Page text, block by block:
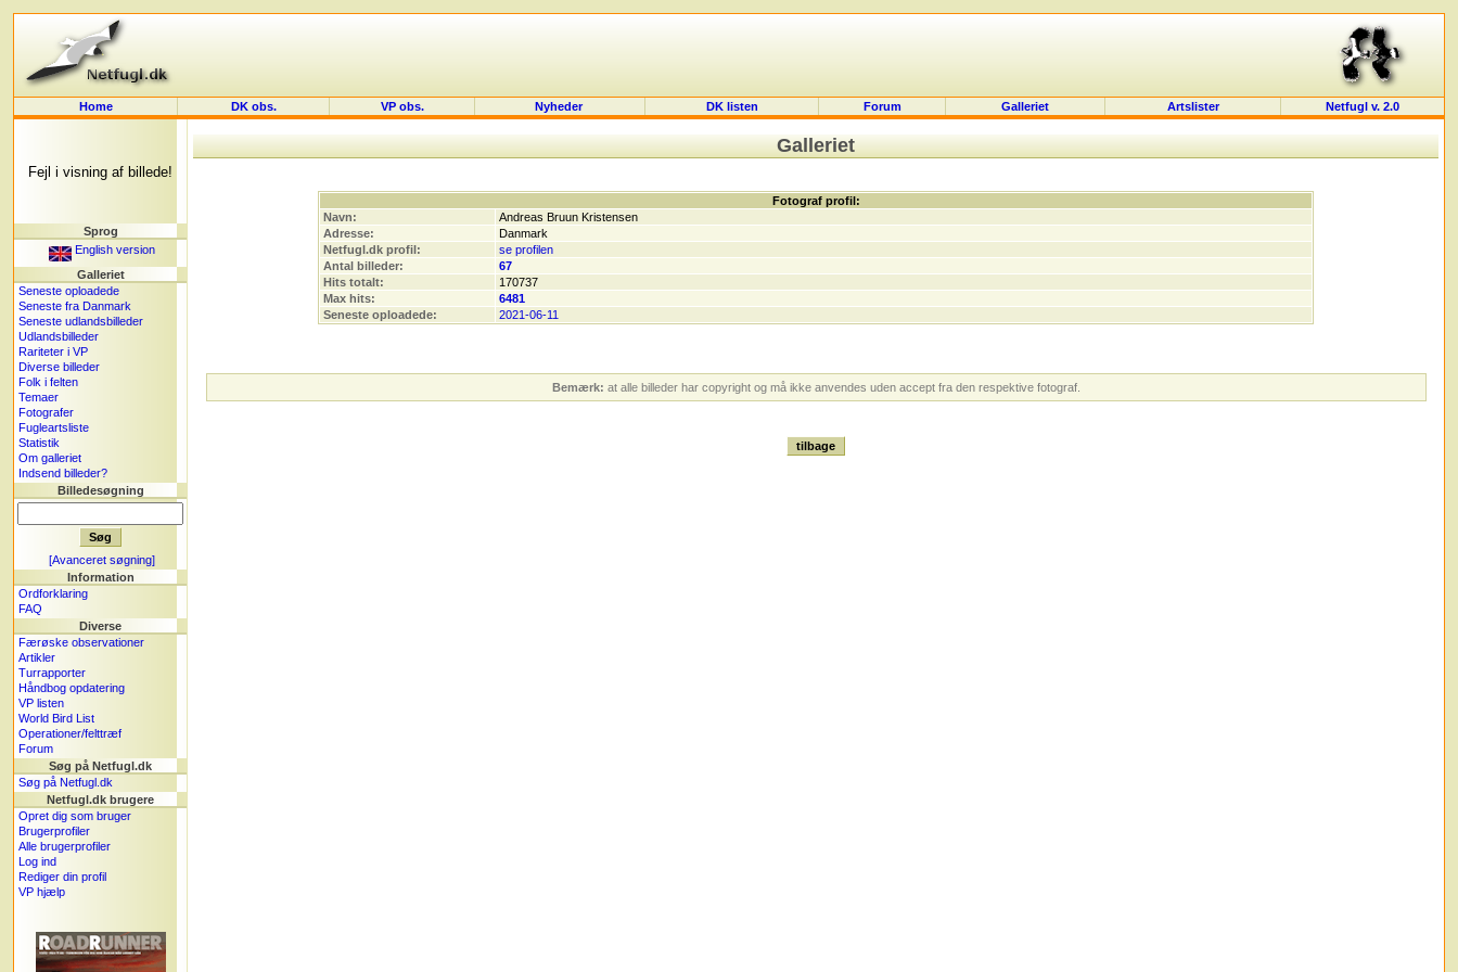
Home DK obs. VP obs. Nyheder DK listen Forum Galleriet Artslister Netfugl v. 2.0
Fejl i visning af billede!
Sprog
English version
Galleriet
Seneste oploadede
Seneste fra Danmark
Seneste udlandsbilleder
Udlandsbilleder
Rariteter i VP
Diverse billeder
Folk i felten
Temaer
Fotografer
Fugleartsliste
Statistik
Om galleriet
Indsend billeder?
Billedesøgning
[Avanceret søgning]
Information
Ordforklaring
FAQ
Diverse
Færøske observationer
Artikler
Turrapporter
Håndbog opdatering
VP listen
World Bird List
Operationer/felttræf
Forum
Søg på Netfugl.dk
Søg på Netfugl.dk
Netfugl.dk brugere
Opret dig som bruger
Brugerprofiler
Alle brugerprofiler
Log ind
Rediger din profil
VP hjælp
Galleriet
Fotograf profil:
Navn:
Andreas Bruun Kristensen
Adresse:
Danmark
Netfugl.dk profil:
se profilen
Antal billeder:
67
Hits totalt:
170737
Max hits:
6481
Seneste oploadede:
2021-06-11
Bemærk: at alle billeder har copyright og må ikke anvendes uden accept fra den respektive fotograf.